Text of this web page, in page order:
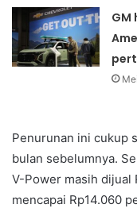
GM
Penurunan ini cukup
bulan sebelumnya.
V-Power masih dijual
mencapai Rp14.060